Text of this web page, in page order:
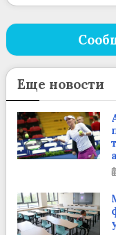
Еще новости